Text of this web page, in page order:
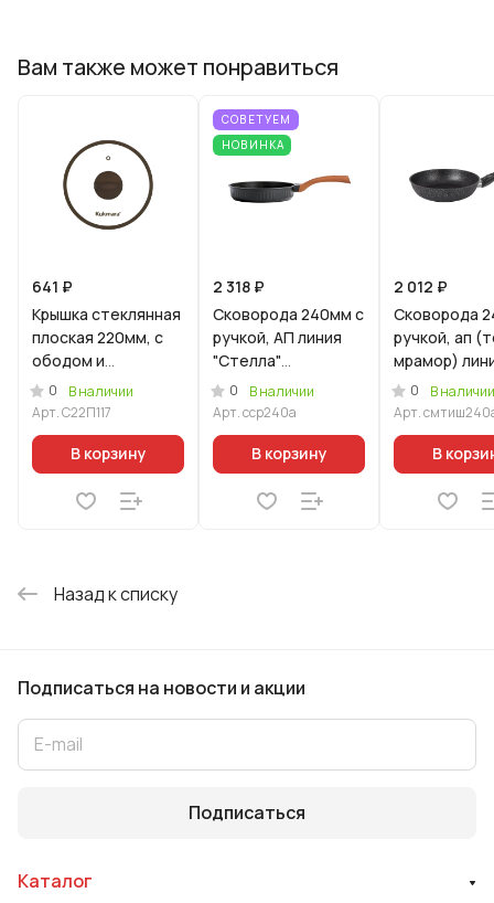
Вам также может понравиться
641 ₽
Крышка стеклянная
плоская 220мм, с
ободом и
пароотводом из
силикона и
ручкой софт-тач
цв
0
В наличии
Арт.С22П117
В корзину
СОВЕТУЕМ
НОВИНКА
2 318 ₽
Сковорода 240мм с
ручкой, АП линия
"Стелла"
(ристретто)
0
В наличии
Арт.сср240а
В корзину
2 012 ₽
Сковорода
ручкой, ап
мрамор)
"Мраморная
0
В наличии
Арт.
В
Назад к списку
Подписаться на новости и акции
Подписаться
Каталог